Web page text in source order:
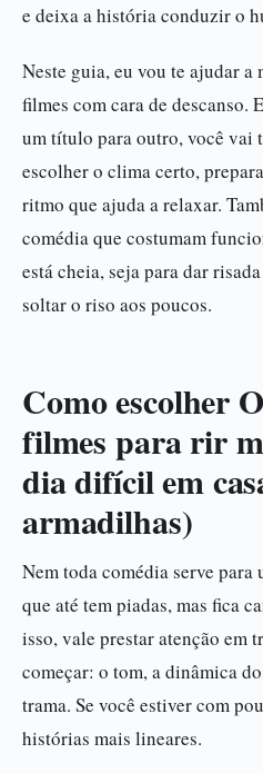
e deixa a história conduzir o
Neste guia, eu vou te ajudar a
filmes com cara de descanso.
um título para outro, você vai
escolher o clima certo,
ritmo que ajuda a relaxar.
comédia que costumam
está cheia, seja para dar
soltar o riso aos poucos.
Como escolher
filmes para rir
dia difícil em
armadilhas)
Nem toda comédia serve
que até tem piadas, mas fica
isso, vale prestar atenção em
começar: o tom, a dinâmica
trama. Se você estiver com
histórias mais lineares.